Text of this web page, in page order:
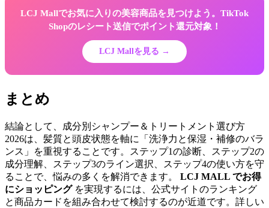
LCJ Mallでお気に入りの美容商品を見つけよう。TikTok
Shopのレシート送信でポイント還元対象！
LCJ Mallを見る →
まとめ
結論として、成分別シャンプー＆トリートメント選び方
2026は、髪質と頭皮状態を軸に「洗浄力と保湿・補修のバラ
ンス」を重視することです。ステップ1の診断、ステップ2の
成分理解、ステップ3のライン選択、ステップ4の使い方を守
ることで、悩みの多くを解消できます。
LCJ MALL でお得
にショッピング を実現するには、公式サイトのランキング
と商品カードを組み合わせて検討するのが近道です。詳しい